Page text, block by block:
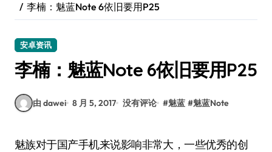
李楠：魅蓝Note 6依旧要用P25
安卓资讯
李楠：魅蓝Note 6依旧要用P25
由 dawei 8 月 5, 2017 没有评论 #魅蓝 #魅蓝Note
魅族对于国产手机来说影响非常大，一些优秀的创